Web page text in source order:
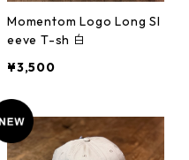
Momentom Logo Long Sl
eeve T-sh 白
¥3,500